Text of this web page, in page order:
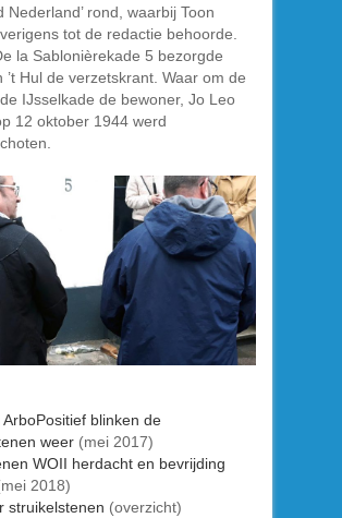
Nederland’ rond, waarbij Toon
tot de redactie behoorde.
la Sablonièrekade 5 bezorgde
’t Hul de verzetskrant. Waar om de
IJsselkade de bewoner, Jo Leo
12 oktober 1944 werd
ArboPositief blinken de
weer (mei 2017)
WOII herdacht en bevrijding
2018)
struikelstenen (overzicht)